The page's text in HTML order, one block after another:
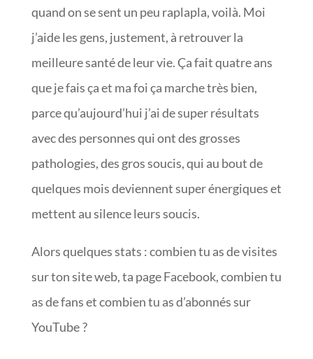
quand on se sent un peu raplapla, voilà. Moi
j’aide les gens, justement, à retrouver la
meilleure santé de leur vie. Ça fait quatre ans
que je fais ça et ma foi ça marche très bien,
parce qu’aujourd’hui j’ai de super résultats
avec des personnes qui ont des grosses
pathologies, des gros soucis, qui au bout de
quelques mois deviennent super énergiques et
mettent au silence leurs soucis.
Alors quelques stats : combien tu as de visites
sur ton site web, ta page Facebook, combien tu
as de fans et combien tu as d’abonnés sur
YouTube ?